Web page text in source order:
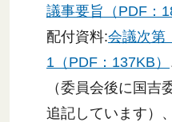
議事要旨（PDF：
配付資料:会議次第
1（PDF：137KB）
（委員会後に国吉
追記しています）、